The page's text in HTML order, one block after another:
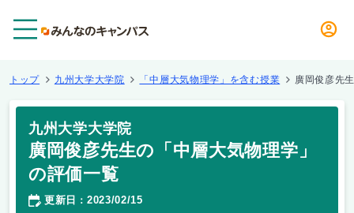
トップ 九州大学大学院 「中層大気物理学」を含む授業 廣岡俊彦先
九州大学大学院
廣岡俊彦先生の「中層大気物理学」
の評価一覧
更新日 ： 2023/02/15